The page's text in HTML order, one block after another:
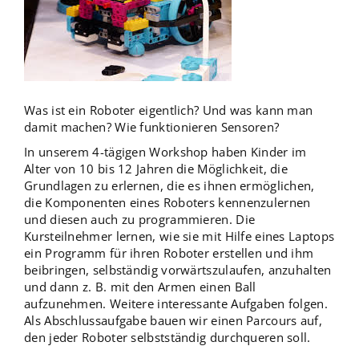
Was ist ein Roboter eigentlich? Und was kann man
damit machen? Wie funktionieren Sensoren?
In unserem 4-tägigen Workshop haben Kinder im
Alter von 10 bis 12 Jahren die Möglichkeit, die
Grundlagen zu erlernen, die es ihnen ermöglichen,
die Komponenten eines Roboters kennenzulernen
und diesen auch zu programmieren. Die
Kursteilnehmer lernen, wie sie mit Hilfe eines Laptops
ein Programm für ihren Roboter erstellen und ihm
beibringen, selbständig vorwärtszulaufen, anzuhalten
und dann z. B. mit den Armen einen Ball
aufzunehmen. Weitere interessante Aufgaben folgen.
Als Abschlussaufgabe bauen wir einen Parcours auf,
den jeder Roboter selbstständig durchqueren soll.